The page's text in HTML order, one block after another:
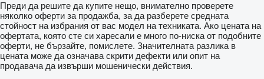
Преди да решите да купите нещо, внимателно проверете
няколко оферти за продажба, за да разберете средната
стойност на избрания от вас модел на техниката. Ако цената на
офертата, която сте си харесали е много по-ниска от подобните
оферти, не бързайте, помислете. Значителната разлика в
цената може да означава скрити дефекти или опит на
продавача да извърши мошенически действия.